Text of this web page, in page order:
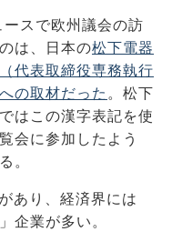
スで欧州議会の訪
は、日本の松下電器
代表取締役専務執行
の取材だった 。松下
はこの漢字表記を使
会に参加したよう
。
あり、経済界には
企業が多い。